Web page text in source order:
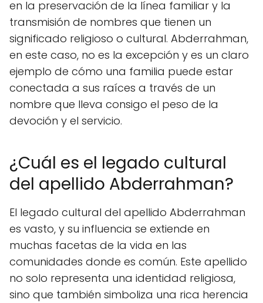
en la preservación de la línea familiar y la
transmisión de nombres que tienen un
significado religioso o cultural. Abderrahman,
en este caso, no es la excepción y es un claro
ejemplo de cómo una familia puede estar
conectada a sus raíces a través de un
nombre que lleva consigo el peso de la
devoción y el servicio.
¿Cuál es el legado cultural
del apellido Abderrahman?
El legado cultural del apellido Abderrahman
es vasto, y su influencia se extiende en
muchas facetas de la vida en las
comunidades donde es común. Este apellido
no solo representa una identidad religiosa,
sino que también simboliza una rica herencia